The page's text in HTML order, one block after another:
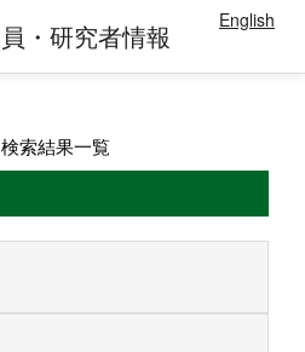
・研究者情報 English
索結果一覧